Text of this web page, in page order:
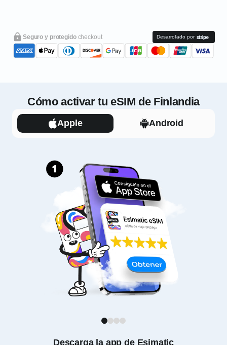
Seguro y protegido checkout Desarrollado por
Cómo activar tu eSIM de Finlandia
Apple Android
Descarga la app de Esimatic
1